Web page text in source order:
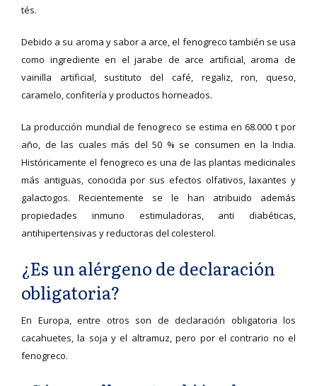
tés.
Debido a su aroma y sabor a arce, el fenogreco también se usa
como ingrediente en el jarabe de arce artificial, aroma de
vainilla artificial, sustituto del café, regaliz, ron, queso,
caramelo, confitería y productos horneados.
La producción mundial de fenogreco se estima en 68.000 t por
año, de las cuales más del 50 % se consumen en la India.
Históricamente el fenogreco es una de las plantas medicinales
más antiguas, conocida por sus efectos olfativos, laxantes y
galactogos. Recientemente se le han atribuido además
propiedades inmuno estimuladoras, anti diabéticas,
antihipertensivas y reductoras del colesterol.
¿Es un alérgeno de declaración
obligatoria?
En Europa, entre otros son de declaración obligatoria los
cacahuetes, la soja y el altramuz, pero por el contrario no el
fenogreco.